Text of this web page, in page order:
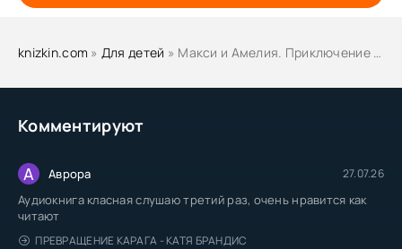
Комментируют
А Аврора 27.07.26
Аудиокнига класная слушаю третий раз, очень нравится как
читают
ПРЕВРАЩЕНИЕ КАРАГА - КАТЯ БРАНДИС
knizkin.com » Для детей » Макси и Амелия. Приключение в Линдриции - Камилла Бринк